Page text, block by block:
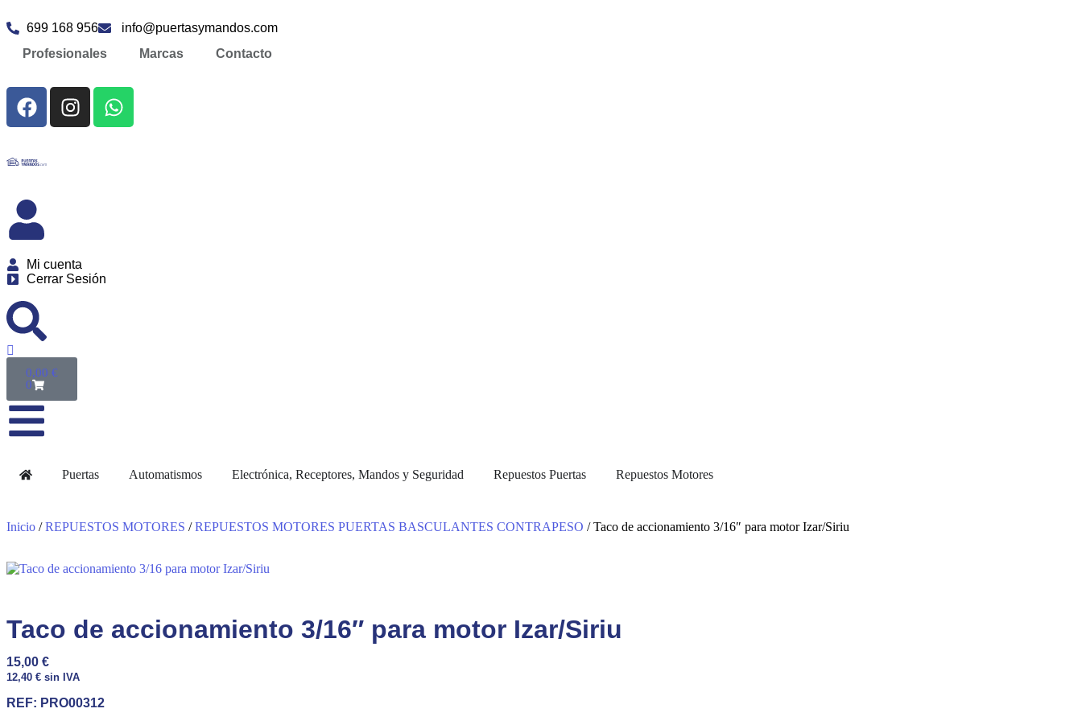
699 168 956
info@puertasymandos.com
Profesionales
Marcas Contacto
Mi cuenta
Cerrar Sesión
0,00 €
0
Puertas Automatismos Electrónica, Receptores, Mandos y Seguridad Repuestos Puertas Repuestos Motores
Inicio /REPUESTOS MOTORES /REPUESTOS MOTORES PUERTAS BASCULANTES CONTRAPESO / Taco de accionamiento 3/16″ para motor Izar/Siriu
Taco de accionamiento 3/16″ para motor Izar/Siriu
15,00 €
12,40 € sin IVA
REF: PRO00312